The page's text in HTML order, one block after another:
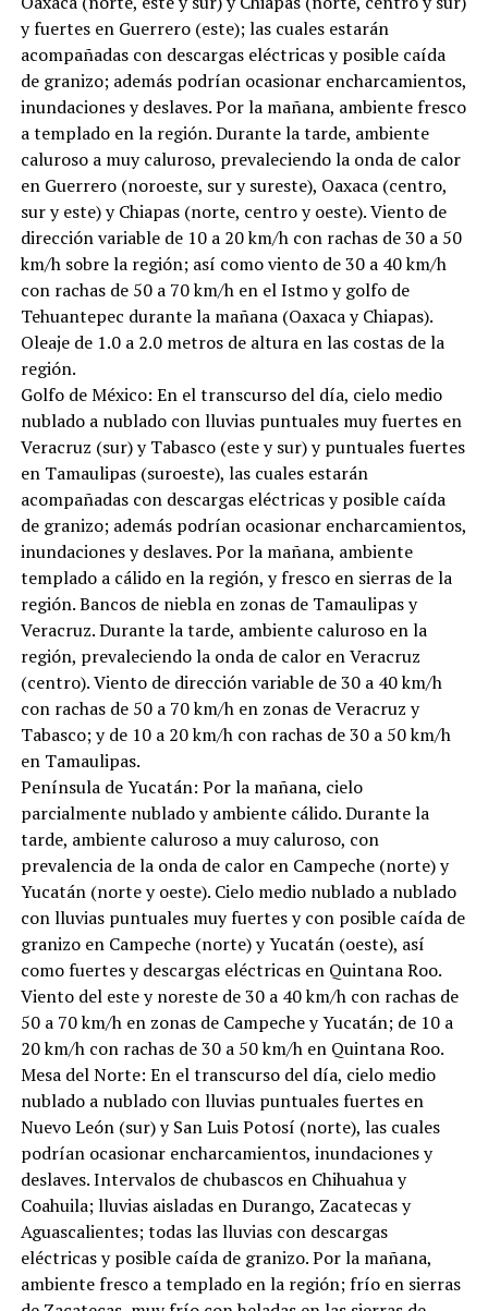
y fuertes en Guerrero (este); las cuales estarán
acompañadas con descargas eléctricas y posible caída
de granizo; además podrían ocasionar encharcamientos,
inundaciones y deslaves. Por la mañana, ambiente fresco
a templado en la región. Durante la tarde, ambiente
caluroso a muy caluroso, prevaleciendo la onda de calor
en Guerrero (noroeste, sur y sureste), Oaxaca (centro,
sur y este) y Chiapas (norte, centro y oeste). Viento de
dirección variable de 10 a 20 km/h con rachas de 30 a 50
km/h sobre la región; así como viento de 30 a 40 km/h
con rachas de 50 a 70 km/h en el Istmo y golfo de
Tehuantepec durante la mañana (Oaxaca y Chiapas).
Oleaje de 1.0 a 2.0 metros de altura en las costas de la
región.
Golfo de México: En el transcurso del día, cielo medio
nublado a nublado con lluvias puntuales muy fuertes en
Veracruz (sur) y Tabasco (este y sur) y puntuales fuertes
en Tamaulipas (suroeste), las cuales estarán
acompañadas con descargas eléctricas y posible caída
de granizo; además podrían ocasionar encharcamientos,
inundaciones y deslaves. Por la mañana, ambiente
templado a cálido en la región, y fresco en sierras de la
región. Bancos de niebla en zonas de Tamaulipas y
Veracruz. Durante la tarde, ambiente caluroso en la
región, prevaleciendo la onda de calor en Veracruz
(centro). Viento de dirección variable de 30 a 40 km/h
con rachas de 50 a 70 km/h en zonas de Veracruz y
Tabasco; y de 10 a 20 km/h con rachas de 30 a 50 km/h
en Tamaulipas.
Península de Yucatán: Por la mañana, cielo
parcialmente nublado y ambiente cálido. Durante la
tarde, ambiente caluroso a muy caluroso, con
prevalencia de la onda de calor en Campeche (norte) y
Yucatán (norte y oeste). Cielo medio nublado a nublado
con lluvias puntuales muy fuertes y con posible caída de
granizo en Campeche (norte) y Yucatán (oeste), así
como fuertes y descargas eléctricas en Quintana Roo.
Viento del este y noreste de 30 a 40 km/h con rachas de
50 a 70 km/h en zonas de Campeche y Yucatán; de 10 a
20 km/h con rachas de 30 a 50 km/h en Quintana Roo.
Mesa del Norte: En el transcurso del día, cielo medio
nublado a nublado con lluvias puntuales fuertes en
Nuevo León (sur) y San Luis Potosí (norte), las cuales
podrían ocasionar encharcamientos, inundaciones y
deslaves. Intervalos de chubascos en Chihuahua y
Coahuila; lluvias aisladas en Durango, Zacatecas y
Aguascalientes; todas las lluvias con descargas
eléctricas y posible caída de granizo. Por la mañana,
ambiente fresco a templado en la región; frío en sierras